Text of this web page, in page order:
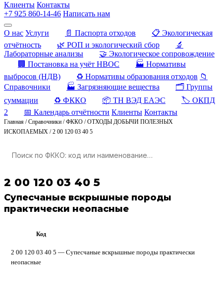
Клиенты Контакты
+7 925 860-14-46 Написать нам
О нас Услуги 📄 Паспорта отходов
📋 Экологическая
отчётность
🌿 РОП и экологический сбор
🔬
Лабораторные анализы
🤝 Экологическое сопровождение
🏢 Постановка на учёт НВОС
🏭 Нормативы
выбросов (НДВ)
♻️ Нормативы образования отходов 📁
Справочники
🏭 Загрязняющие вещества
🗂️ Группы
суммации
♻️ ФККО 📦 ТН ВЭД ЕАЭС
🏷️ ОКПД
2
📅 Календарь отчётности Клиенты Контакты
Главная /Справочники /ФККО /ОТХОДЫ ДОБЫЧИ ПОЛЕЗНЫХ
ИСКОПАЕМЫХ /2 00 120 03 40 5
2 00 120 03 40 5
Супесчаные вскрышные породы
практически неопасные
Код
2 00 120 03 40 5 — Супесчаные вскрышные породы практически
неопасные